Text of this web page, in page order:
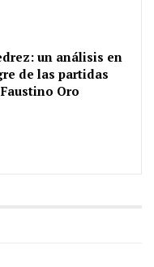
un análisis en
de las partidas
Oro